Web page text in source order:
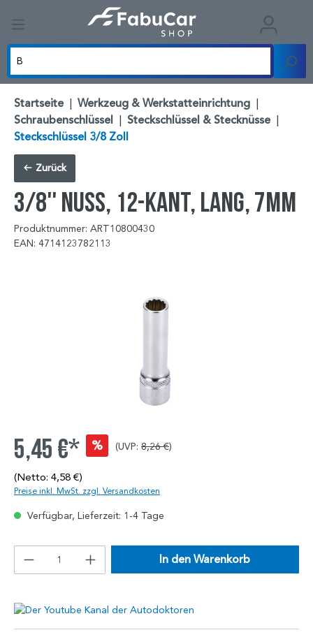
Startseite | Werkzeug & Werkstatteinrichtung |
Schraubenschlüssel | Steckschlüssel & Stecknüsse |
Steckschlüssel 3/8 Zoll
Zurück
3/8'' Nuss, 12-kant, lang, 7mm
Produktnummer: ART10800430
EAN: 4714123782113
5,45 €* % (UVP: 8,26 €)
(Netto: 4,58 €)
Preise inkl. MwSt. zzgl. Versandkosten
Verfügbar, Lieferzeit: 1-4 Tage
In den Warenkorb